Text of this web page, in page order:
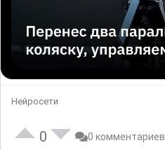
Нейросети
0 0 комментариев